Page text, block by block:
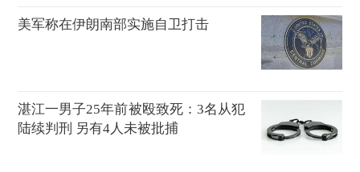
美军称在伊朗南部实施自卫打击
湛江一男子25年前被殴致死：3名从犯
陆续判刑 另有4人未被批捕